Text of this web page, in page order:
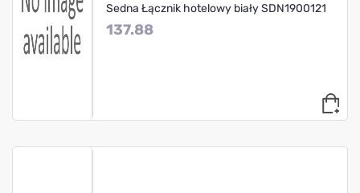
Sedna Łącznik hotelowy biały SDN1900121
137.88